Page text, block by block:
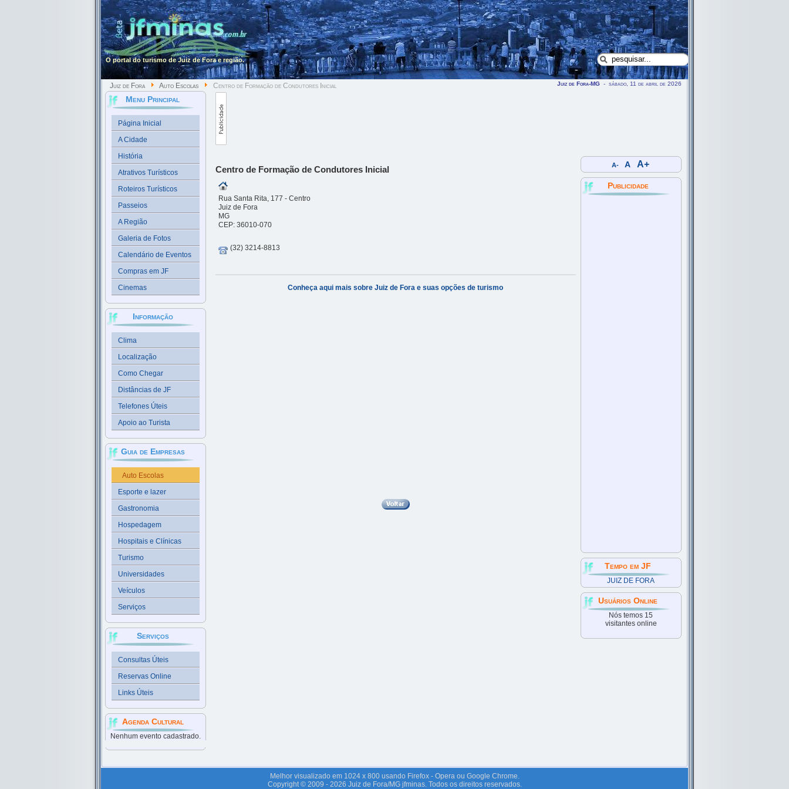
O portal do turismo de Juiz de Fora e região.
Juiz de Fora Auto Escolas Centro de Formação de Condutores Inicial Juiz de Fora-MG - sábado, 11 de abril de 2026
Menu Principal
Página Inicial
A Cidade
História
Atrativos Turísticos
Roteiros Turísticos
Passeios
A Região
Galeria de Fotos
Calendário de Eventos
Compras em JF
Cinemas
Informação
Clima
Localização
Como Chegar
Distâncias de JF
Telefones Úteis
Apoio ao Turista
Guia de Empresas
Auto Escolas
Esporte e lazer
Gastronomia
Hospedagem
Hospitais e Clínicas
Turismo
Universidades
Veículos
Serviços
Serviços
Consultas Úteis
Reservas Online
Links Úteis
Agenda Cultural
Nenhum evento cadastrado.
Centro de Formação de Condutores Inicial
Rua Santa Rita, 177 - Centro
Juiz de Fora
MG
CEP: 36010-070
(32) 3214-8813
Conheça aqui mais sobre Juiz de Fora e suas opções de turismo
A- A A+
Publicidade
Tempo em JF
JUIZ DE FORA
Usuários Online
Nós temos 15
visitantes online
Melhor visualizado em 1024 x 800 usando Firefox - Opera ou Google Chrome.
Copyright © 2009 - 2026 Juiz de Fora/MG jfminas. Todos os direitos reservados.